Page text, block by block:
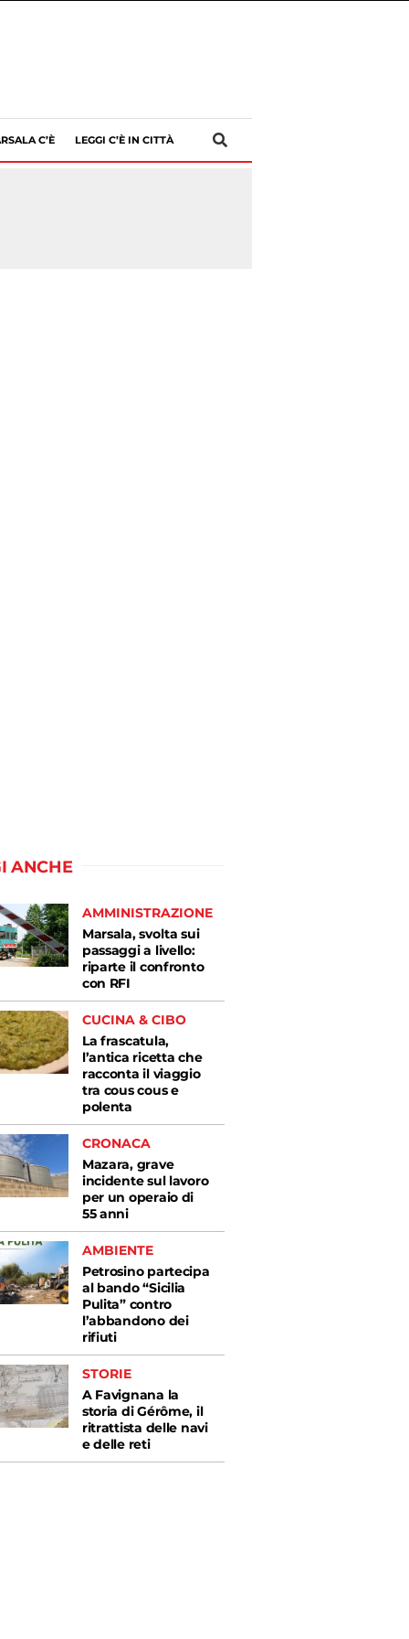
C’È LEGGI C’È IN CITTÀ
ANCHE
AMMINISTRAZIONE
Marsala, svolta sui
passaggi a livello:
riparte il confronto
con RFI
CUCINA & CIBO
La frascatula,
l’antica ricetta che
racconta il viaggio
tra cous cous e
polenta
CRONACA
Mazara, grave
incidente sul lavoro
per un operaio di
55 anni
AMBIENTE
Petrosino partecipa
al bando “Sicilia
Pulita” contro
l’abbandono dei
rifiuti
STORIE
A Favignana la
storia di Gérôme, il
ritrattista delle navi
e delle reti